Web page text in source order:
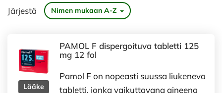
Järjestä Nimen mukaan A-Z
Lääke
PAMOL F dispergoituva tabletti 125
mg 12 fol
Pamol F on nopeasti suussa liukeneva
tabletti, jonka vaikuttavana aineena